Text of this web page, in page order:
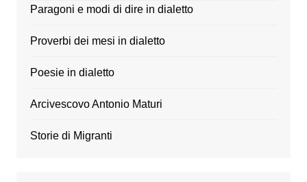
Paragoni e modi di dire in dialetto
Proverbi dei mesi in dialetto
Poesie in dialetto
Arcivescovo Antonio Maturi
Storie di Migranti